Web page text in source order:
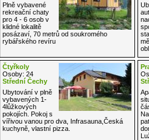
Plně vybavené
rekreační chaty
pro 4 - 6 osob v
klidné lokalitě
posázaví, 70 metrů od soukromého
rybářského revíru
Čtyřkoly
Osoby: 24
Střední Čechy
Ubytování v plně
vybavených 1-
4lůžkových
pokojích. Pokoj s
vířivou vanou pro dva, Infrasauna,Česká
kuchyně, vlastní pizza.